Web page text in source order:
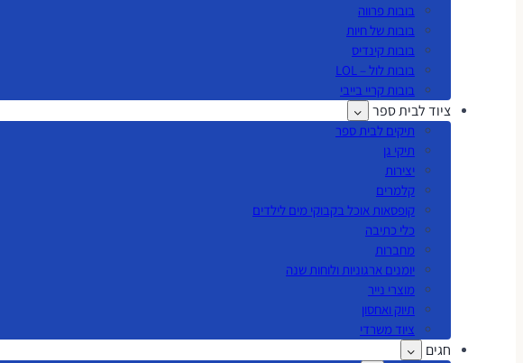
בובות פרווה
בובות של חיות
בובות קינדיס
בובות לול – LOL
בובות קריי בייבי
ציוד לבית ספר
תיקים לבית ספר
תיקי גן
יצירות
קלמרים
קופסאות אוכל בקבוקי מים לילדים
כלי כתיבה
מחברות
יומנים ארגוניות ולוחות שנה
מוצרי נייר
תיוק ואחסון
ציוד משרדי
חגים